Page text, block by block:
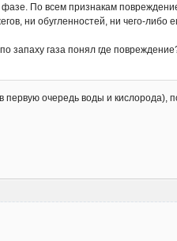
По всем признакам
ни обугленностей, ни чего-
запаху газа понял где
первую очередь воды и кислорода),